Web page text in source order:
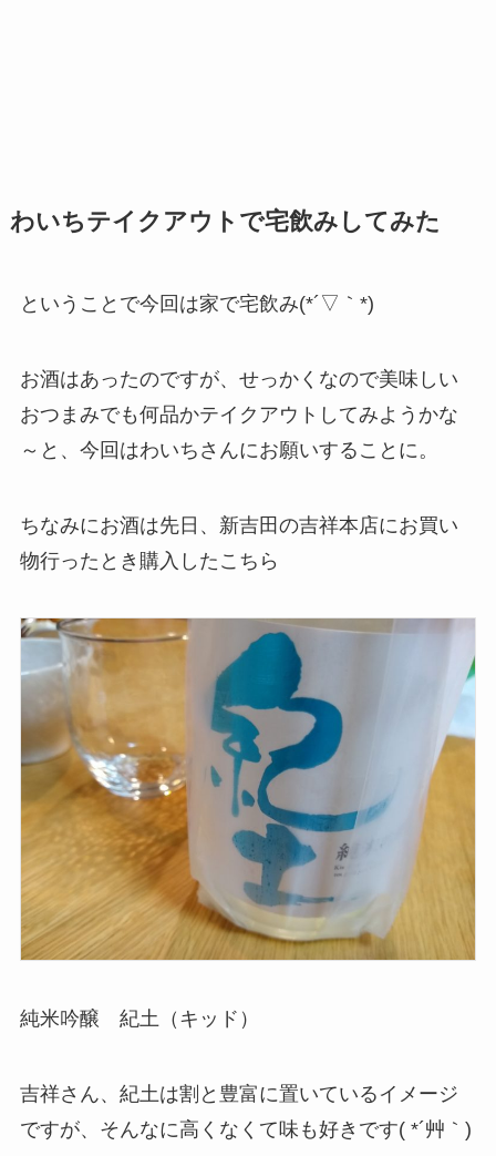
わいちテイクアウトで宅飲みしてみた
ということで今回は家で宅飲み(*´▽｀*)
お酒はあったのですが、せっかくなので美味しい
おつまみでも何品かテイクアウトしてみようかな
～と、今回はわいちさんにお願いすることに。
ちなみにお酒は先日、新吉田の吉祥本店にお買い
物行ったとき購入したこちら
純米吟醸 紀土（キッド）
吉祥さん、紀土は割と豊富に置いているイメージ
ですが、そんなに高くなくて味も好きです( *´艸｀)